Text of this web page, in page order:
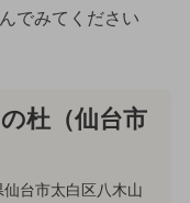
でみてください
杜（仙台市
仙台市太白区八木山